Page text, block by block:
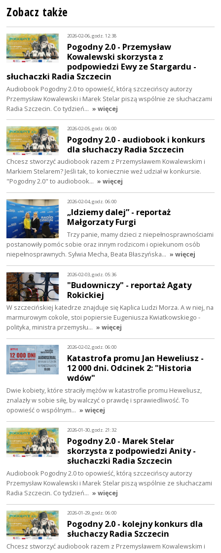
Zobacz także
2026-02-06, godz. 12:38
Pogodny 2.0 - Przemysław
Kowalewski skorzysta z
podpowiedzi Ewy ze Stargardu -
słuchaczki Radia Szczecin
Audiobook Pogodny 2.0 to opowieść, którą szczecińscy autorzy
Przemysław Kowalewski i Marek Stelar piszą wspólnie ze słuchaczami
Radia Szczecin. Co tydzień… » więcej
2026-02-05, godz. 06:00
Pogodny 2.0 - audiobook i konkurs
dla słuchaczy Radia Szczecin
Chcesz stworzyć audiobook razem z Przemysławem Kowalewskim i
Markiem Stelarem? Jeśli tak, to koniecznie weź udział w konkursie.
"Pogodny 2.0" to audiobook… » więcej
2026-02-04, godz. 06:00
„Idziemy dalej” - reportaż
Małgorzaty Furgi
Trzy panie, mamy dzieci z niepełnosprawnościami
postanowiły pomóc sobie oraz innym rodzicom i opiekunom osób
niepełnosprawnych. Sylwia Mecha, Beata Błaszyńska… » więcej
2026-02-03, godz. 05:36
"Budowniczy" - reportaż Agaty
Rokickiej
W szczecińskiej katedrze znajduje się Kaplica Ludzi Morza. A w niej, na
marmurowym cokole, stoi popiersie Eugeniusza Kwiatkowskiego -
polityka, ministra przemysłu… » więcej
2026-02-02, godz. 06:00
Katastrofa promu Jan Heweliusz -
12 000 dni. Odcinek 2: "Historia
wdów"
Dwie kobiety, które straciły mężów w katastrofie promu Heweliusz,
znalazły w sobie siłę, by walczyć o prawdę i sprawiedliwość. To
opowieść o wspólnym… » więcej
2026-01-30, godz. 21:32
Pogodny 2.0 - Marek Stelar
skorzysta z podpowiedzi Anity -
słuchaczki Radia Szczecin
Audiobook Pogodny 2.0 to opowieść, którą szczecińscy autorzy
Przemysław Kowalewski i Marek Stelar piszą wspólnie ze słuchaczami
Radia Szczecin. Co tydzień… » więcej
2026-01-29, godz. 06:00
Pogodny 2.0 - kolejny konkurs dla
słuchaczy Radia Szczecin
Chcesz stworzyć audiobook razem z Przemysławem Kowalewskim i